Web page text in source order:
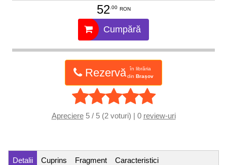
52.00 RON
Cumpără
Rezervă
în librăria
din Brașov
Apreciere5 / 5 (2 voturi) | 0 review-uri
Detalii Cuprins Fragment Caracteristici